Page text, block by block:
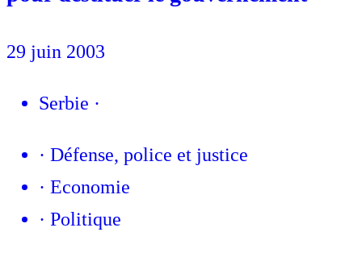
29 juin 2003
Serbie ·
· Défense, police et justice
· Economie
· Politique